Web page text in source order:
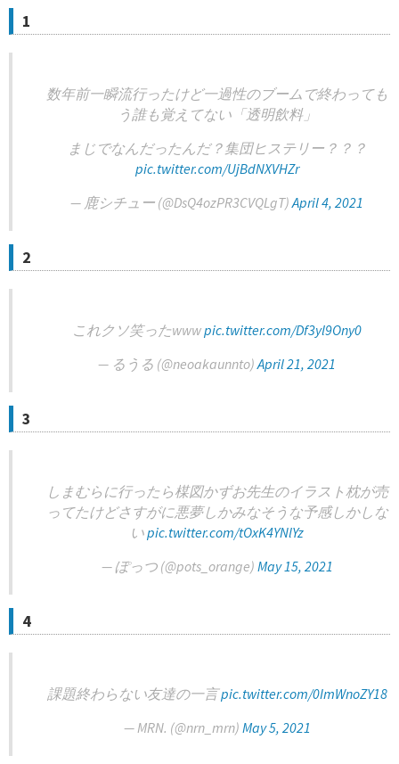
1
数年前一瞬流行ったけど一過性のブームで終わっても
う誰も覚えてない「透明飲料」
まじでなんだったんだ？集団ヒステリー？？？
pic.twitter.com/UjBdNXVHZr
— 鹿シチュー (@DsQ4ozPR3CVQLgT)April 4, 2021
2
これクソ笑ったwwwpic.twitter.com/Df3yl9Ony0
— るうる (@neoakaunnto)April 21, 2021
3
しまむらに行ったら楳図かずお先生のイラスト枕が売
ってたけどさすがに悪夢しかみなそうな予感しかしな
いpic.twitter.com/tOxK4YNlYz
— ぽっつ (@pots_orange) May 15, 2021
4
課題終わらない友達の一言pic.twitter.com/0ImWnoZY18
— MRN. (@nrn_mrn) May 5, 2021